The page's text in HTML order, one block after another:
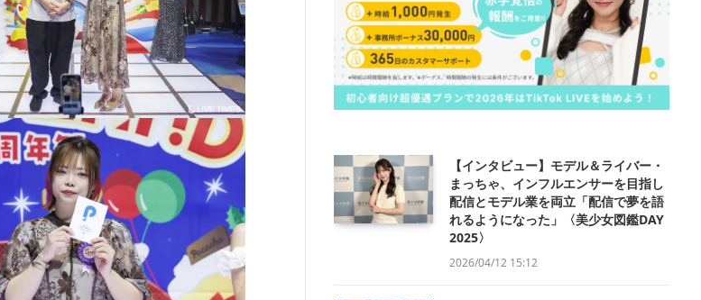
【インタビュー】モデル＆ライバー・
まっちゃ、インフルエンサーを目指し
配信とモデル業を両立「配信で夢を語
れるようになった」〈美少女図鑑DAY
2025〉
2026/04/12 15:12